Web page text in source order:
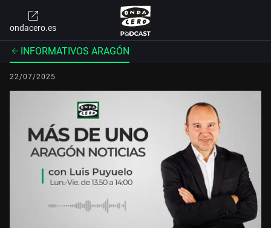
ondacero.es
INFORMATIVOS ARAGÓN
22/07/2025